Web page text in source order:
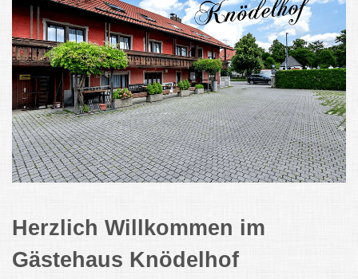
Herzlich Willkommen im
Gästehaus Knödelhof